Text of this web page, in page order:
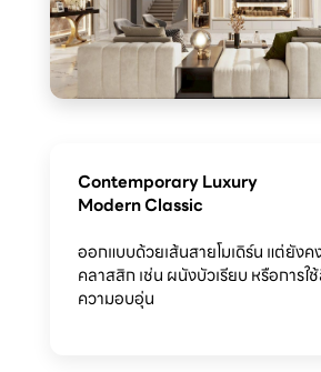
Contemporary Luxury
Modern Classic
ออกแบบด้วยเส้นสายโมเดิร์น แต่ยัง
คลาสสิก เช่น ผนังบัวเรียบ หรือการใ
ความอบอุ่น